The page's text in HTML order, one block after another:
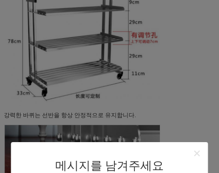
메시지를 남겨주세요
강력한 바퀴는 선반을 항상 안정적으로 유지합니다.